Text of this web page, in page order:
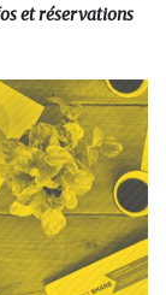
et réservations